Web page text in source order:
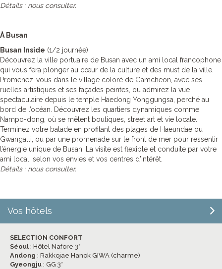
Détails : nous consulter.
À Busan
Busan Inside (1/2 journée)
Découvrez la ville portuaire de Busan avec un ami local francophone
qui vous fera plonger au cœur de la culture et des must de la ville.
Promenez-vous dans le village coloré de Gamcheon, avec ses
ruelles artistiques et ses façades peintes, ou admirez la vue
spectaculaire depuis le temple Haedong Yonggungsa, perché au
bord de l’océan. Découvrez les quartiers dynamiques comme
Nampo-dong, où se mêlent boutiques, street art et vie locale.
Terminez votre balade en profitant des plages de Haeundae ou
Gwangalli, ou par une promenade sur le front de mer pour ressentir
l’énergie unique de Busan. La visite est flexible et conduite par votre
ami local, selon vos envies et vos centres d’intérêt.
Détails : nous consulter.
Vos hôtels
SELECTION CONFORT
Séoul: Hôtel Nafore 3*
Andong : Rakkojae Hanok GIWA (charme)
Gyeongju : GG 3*